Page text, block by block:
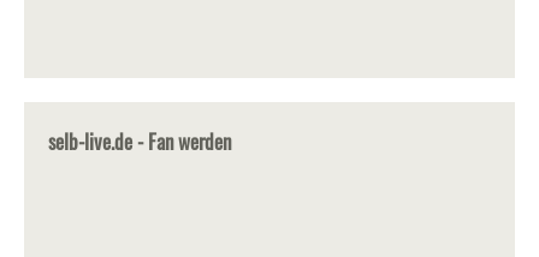
selb-live.de - Fan werden